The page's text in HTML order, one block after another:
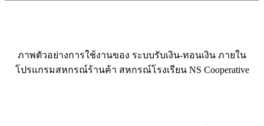
ภาพตัวอย่างการใช้งานของ ระบบรับเงิน-ทอนเงิน ภายใน
โปรแกรมสหกรณ์ร้านค้า สหกรณ์โรงเรียน NS Cooperative